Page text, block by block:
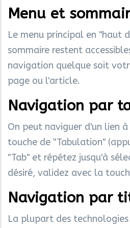
Menu et
Le menu principal en "haut
sommaire restent
navigation quelque soit
page ou l'article.
Navigation par
On peut naviguer d'un lien
touche de "Tabulation"
"Tab" et répétez jusqu'à
désiré, validez avec la
Navigation par
La plupart des